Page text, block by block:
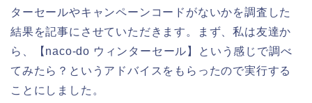
ターセールやキャンペーンコードがないかを調査した
結果を記事にさせていただきます。まず、私は友達か
ら、【naco-do ウィンターセール】という感じで調べ
てみたら？というアドバイスをもらったので実行する
ことにしました。